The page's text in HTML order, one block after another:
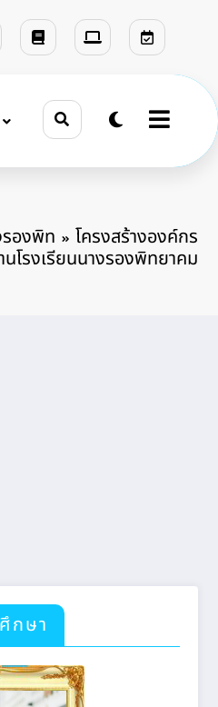
องพิท
โครงสร้างองค์กร
นโรงเรียนนางรองพิทยาคม
กษา